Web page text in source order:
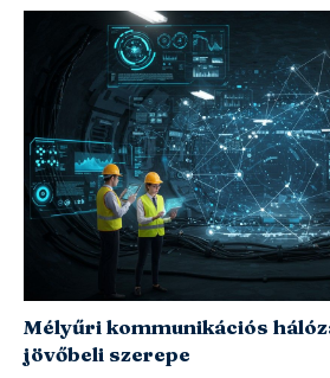
Mélyűri kommunikációs
jövőbeli szerepe